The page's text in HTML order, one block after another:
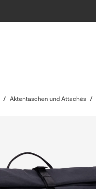
/ Aktentaschen und Attachés /